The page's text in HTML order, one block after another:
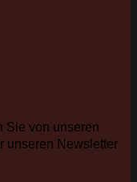
Sie von unseren
unseren Newsletter